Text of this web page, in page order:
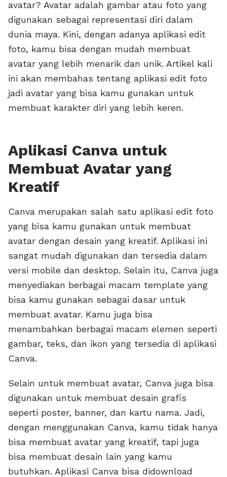
avatar? Avatar adalah gambar atau foto yang
digunakan sebagai representasi diri dalam
dunia maya. Kini, dengan adanya aplikasi edit
foto, kamu bisa dengan mudah membuat
avatar yang lebih menarik dan unik. Artikel kali
ini akan membahas tentang aplikasi edit foto
jadi avatar yang bisa kamu gunakan untuk
membuat karakter diri yang lebih keren.
Aplikasi Canva untuk
Membuat Avatar yang
Kreatif
Canva merupakan salah satu aplikasi edit foto
yang bisa kamu gunakan untuk membuat
avatar dengan desain yang kreatif. Aplikasi ini
sangat mudah digunakan dan tersedia dalam
versi mobile dan desktop. Selain itu, Canva juga
menyediakan berbagai macam template yang
bisa kamu gunakan sebagai dasar untuk
membuat avatar. Kamu juga bisa
menambahkan berbagai macam elemen seperti
gambar, teks, dan ikon yang tersedia di aplikasi
Canva.
Selain untuk membuat avatar, Canva juga bisa
digunakan untuk membuat desain grafis
seperti poster, banner, dan kartu nama. Jadi,
dengan menggunakan Canva, kamu tidak hanya
bisa membuat avatar yang kreatif, tapi juga
bisa membuat desain lain yang kamu
butuhkan. Aplikasi Canva bisa didownload